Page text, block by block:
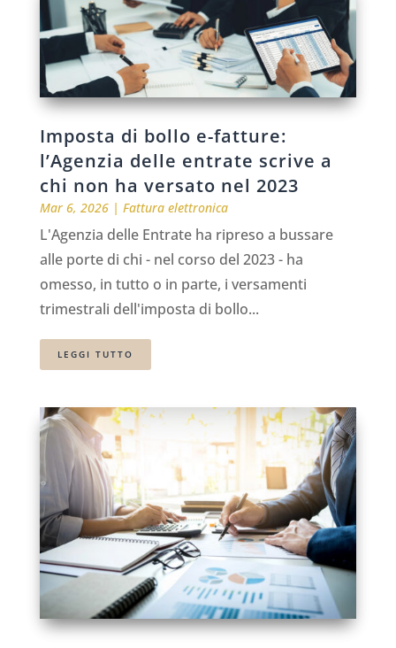
Imposta di bollo e-fatture:
l’Agenzia delle entrate scrive a
chi non ha versato nel 2023
Mar 6, 2026| Fattura elettronica
L'Agenzia delle Entrate ha ripreso a bussare
alle porte di chi - nel corso del 2023 - ha
omesso, in tutto o in parte, i versamenti
trimestrali dell'imposta di bollo...
LEGGI TUTTO